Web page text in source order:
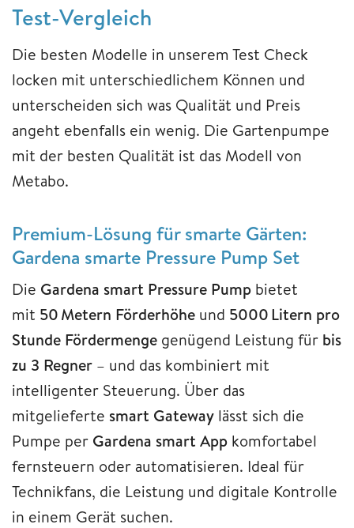
Test-Vergleich
Die besten Modelle in unserem Test Check
locken mit unterschiedlichem Können und
unterscheiden sich was Qualität und Preis
angeht ebenfalls ein wenig. Die Gartenpumpe
mit der besten Qualität ist das Modell von
Metabo.
Premium-Lösung für smarte Gärten:
Gardena smarte Pressure Pump Set
Die Gardena smart Pressure Pump bietet
mit 50 Metern Förderhöhe und 5000 Litern pro
Stunde Fördermenge genügend Leistung für bis
zu 3 Regner – und das kombiniert mit
intelligenter Steuerung. Über das
mitgelieferte smart Gateway lässt sich die
Pumpe per Gardena smart App komfortabel
fernsteuern oder automatisieren. Ideal für
Technikfans, die Leistung und digitale Kontrolle
in einem Gerät suchen.